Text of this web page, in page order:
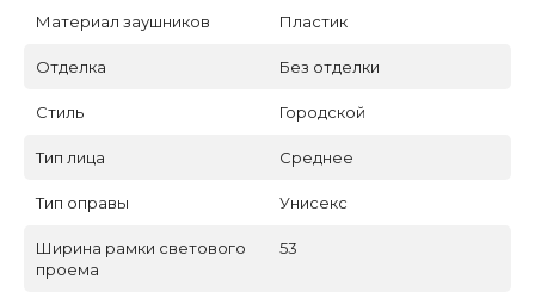
Материал заушников Пластик
Отделка Без отделки
Стиль Городской
Тип лица Среднее
Тип оправы Унисекс
Ширина рамки светового
проема
53